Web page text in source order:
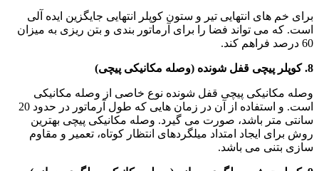
برای خم های انتهایی تیر و ستون کوپلر انتهایی جایگزین ایده آلی
است. که می تواند فضا را برای آرماتور بندی و بتن ریزی به میزان
60 درصد فراهم کند.
8. کوپلر پیچی قفل شونده (وصله مکانیکی پیچی)
وصله مکانیکی پیچی قفل شونده نوع خاصی از وصله مکانیکی
است. و استفاده از آن در زمان هایی که طول آرماتور در حدود 20
سانتی متر باشد، صورت می گیرد. وصله مکانیکی پیچی بهترین
روش برای ایجاد امتداد میلگردهای انتظار کوتاه، تعمیر و مقاوم
سازی بتنی می باشد.